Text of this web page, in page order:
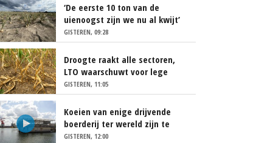
‘De eerste 10 ton van de
uienoogst zijn we nu al kwijt’
GISTEREN, 09:28
Droogte raakt alle sectoren,
LTO waarschuwt voor lege
schappen
GISTEREN, 11:05
Koeien van enige drijvende
boerderij ter wereld zijn te
koop
GISTEREN, 12:00